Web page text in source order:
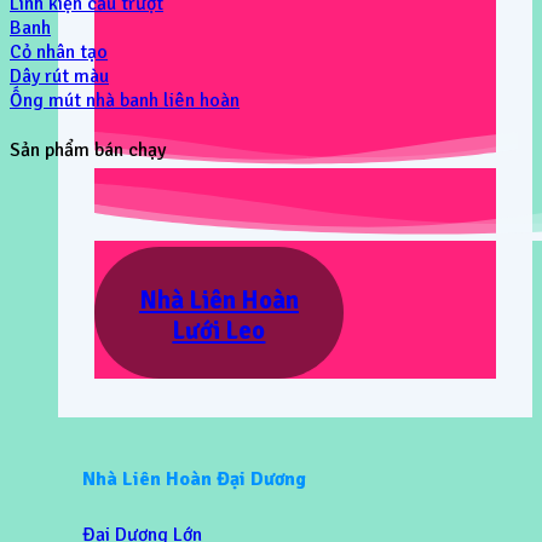
Nhà Liên Hoàn
Lưới Leo
Nhà Liên Hoàn Đại Dương
Đại Dương Lớn
Banh
Cỏ nhân tạo
Dây rút màu
Ống mút nhà banh liên hoàn
Sản phẩm bán chạy